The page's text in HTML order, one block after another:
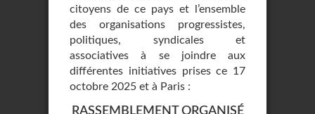
citoyens de ce pays et l’ensemble
des organisations progressistes,
politiques, syndicales et
associatives à se joindre aux
différentes initiatives prises ce 17
octobre 2025 et à Paris :
RASSEMBLEMENT ORGANISÉ